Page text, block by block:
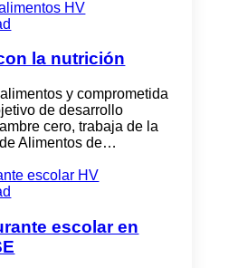
la nutrición
y comprometida
de desarrollo
cero, trabaja de la
Alimentos de…
escolar en